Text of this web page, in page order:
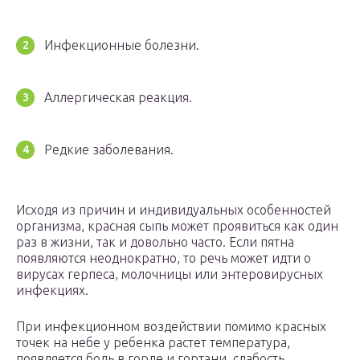
Инфекционные болезни.
Аллергическая реакция.
Редкие заболевания.
Исходя из причин и индивидуальных особенностей
организма, красная сыпь может проявиться как один
раз в жизни, так и довольно часто. Если пятна
появляются неоднократно, то речь может идти о
вирусах герпеса, молочницы или энтеровирусных
инфекциях.
При инфекционном воздействии помимо красных
точек на небе у ребенка растет температура,